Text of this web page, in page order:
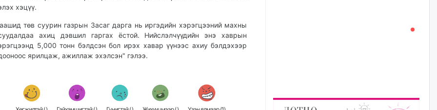
хэцүү.
төв суурин газрын Засаг дарга нь иргэдийн хэрэгцээний махны
ахиц дэвшил гаргах ёстой. Нийслэлчүүдийн энэ хаврын
5,000 тонн бэлдсэн бол ирэх хавар үүнээс ахиу бэлдэхээр
ярилцаж, ажиллаж эхэлсэн" гэлээ.
Авлигаар авсан хөрөнгийг
хурааж, нийгмийн сайн